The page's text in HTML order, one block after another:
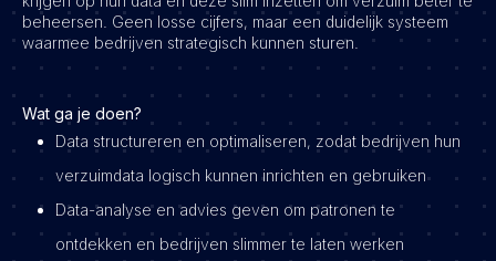
beheersen. Geen losse cijfers, maar een duidelijk systeem
waarmee bedrijven strategisch kunnen sturen.
Wat ga je doen?
Data structureren en optimaliseren, zodat bedrijven hun
verzuimdata logisch kunnen inrichten en gebruiken
Data-analyse en advies geven om patronen te
ontdekken en bedrijven slimmer te laten werken